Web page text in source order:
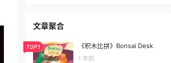
文章聚合
TOP1 《积木比拼》Bonsai Desk
1 年前